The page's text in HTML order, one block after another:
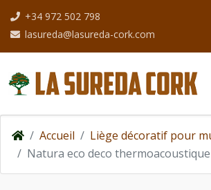
+34 972 502 798
lasureda@lasureda-cork.com
Accueil
Liège décoratif pour
Natura eco deco thermoacoustique